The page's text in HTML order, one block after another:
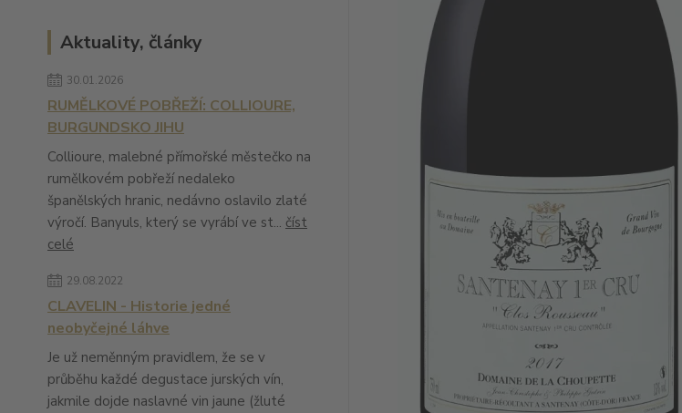
Aktuality, články
30.01.2026
RUMĚLKOVÉ POBŘEŽÍ: COLLIOURE,
BURGUNDSKO JIHU
Collioure, malebné přímořské městečko na
rumělkovém pobřeží nedaleko
španělských hranic, nedávno oslavilo zlaté
výročí. Banyuls, který se vyrábí ve st... číst
celé
29.08.2022
CLAVELIN - Historie jedné
neobyčejné láhve
Je už neměnným pravidlem, že se v
průběhu každé degustace jurských vín,
jakmile dojde naslavné vin jaune (žluté